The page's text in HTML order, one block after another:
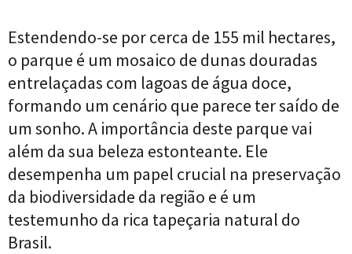
Estendendo-se por cerca de 155 mil hectares,
o parque é um mosaico de dunas douradas
entrelaçadas com lagoas de água doce,
formando um cenário que parece ter saído de
um sonho. A importância deste parque vai
além da sua beleza estonteante. Ele
desempenha um papel crucial na preservação
da biodiversidade da região e é um
testemunho da rica tapeçaria natural do
Brasil.